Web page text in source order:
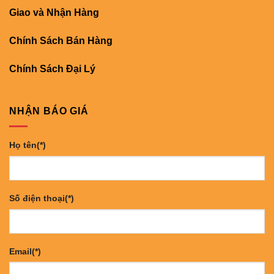
Giao và Nhận Hàng
Chính Sách Bán Hàng
Chính Sách Đại Lý
NHẬN BÁO GIÁ
Họ tên(*)
Số điện thoại(*)
Email(*)